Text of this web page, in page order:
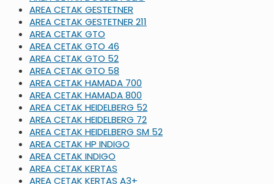
AREA CETAK GESTETNER
AREA CETAK GESTETNER 211
AREA CETAK GTO
AREA CETAK GTO 46
AREA CETAK GTO 52
AREA CETAK GTO 58
AREA CETAK HAMADA 700
AREA CETAK HAMADA 800
AREA CETAK HEIDELBERG 52
AREA CETAK HEIDELBERG 72
AREA CETAK HEIDELBERG SM 52
AREA CETAK HP INDIGO
AREA CETAK INDIGO
AREA CETAK KERTAS
AREA CETAK KERTAS A3+